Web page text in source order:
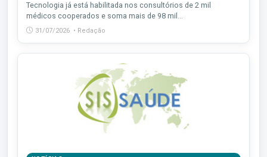
Tecnologia já está habilitada nos consultórios de 2 mil
médicos cooperados e soma mais de 98 mil...
31/07/2026 • Redação